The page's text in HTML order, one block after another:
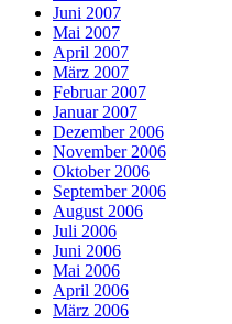
Juni 2007
Mai 2007
April 2007
März 2007
Februar 2007
Januar 2007
Dezember 2006
November 2006
Oktober 2006
September 2006
August 2006
Juli 2006
Juni 2006
Mai 2006
April 2006
März 2006